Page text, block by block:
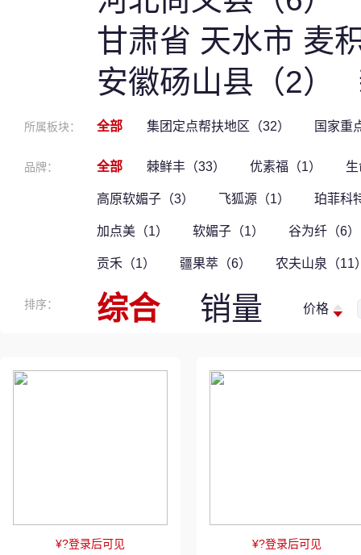
甘肃省 天水市 麦
安徽砀山县（2）
所属板块： 全部 集团定点帮扶地区（32） 国家重
品牌： 全部 棘鲜丰（33） 优素福（1）
高原软媚子（3） 飞狐源（1） 珀菲科
加点美（1） 软媚子（1） 谷为纤（6）
贡禾（1） 疆果萃（6） 农夫山泉（11
排序： 综合 销量 价格
¥?登录后可见
¥?登录后可见